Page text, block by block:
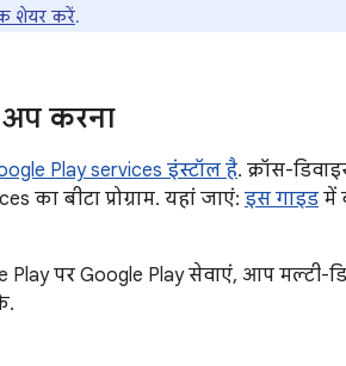
शेयर करें.
करना
Play services इंस्टॉल है. क्रॉस-
का बीटा प्रोग्राम. यहां जाएं: इस गाइड में
Play पर Google Play सेवाएं, आप